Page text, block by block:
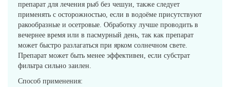
препарат для лечения рыб без чешуи, также следует
применять с осторожностью, если в водоёме присутствуют
ракообразные и осетровые. Обработку лучше проводить в
вечернее время или в пасмурный день, так как препарат
может быстро разлагаться при ярком солнечном свете.
Препарат может быть менее эффективен, если субстрат
фильтра сильно заилен.
Способ применения: